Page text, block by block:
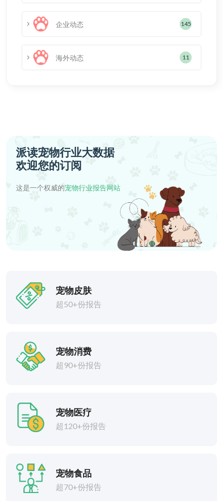
企业动态 145
海外动态 11
派读宠物行业大数据
欢迎您的订阅
这是一个权威的宠物行业报告网站
宠物皮肤
超50+份报告
宠物消费
超90+份报告
宠物医疗
超120+份报告
宠物食品
超70+份报告